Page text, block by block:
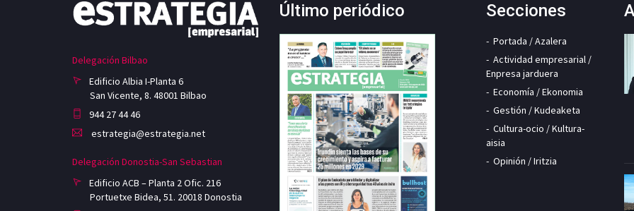
Delegación Bilbao
Edificio Albia I-Planta 6
San Vicente, 8. 48001 Bilbao
944 27 44 46
estrategia@estrategia.net
Delegación Donostia-San Sebastian
Edificio ACB – Planta 2 Ofic. 216
Portuetxe Bidea, 51. 20018 Donostia
Último periódico Secciones
Portada / Azalera
Actividad empresarial /
Enpresa jarduera
Economía / Ekonomia
Gestión / Kudeaketa
Cultura-ocio / Kultura-
aisia
Opinión / Iritzia